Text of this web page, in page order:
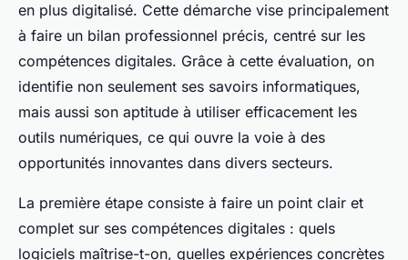
en plus digitalisé. Cette démarche vise principalement
à faire un bilan professionnel précis, centré sur les
compétences digitales. Grâce à cette évaluation, on
identifie non seulement ses savoirs informatiques,
mais aussi son aptitude à utiliser efficacement les
outils numériques, ce qui ouvre la voie à des
opportunités innovantes dans divers secteurs.
La première étape consiste à faire un point clair et
complet sur ses compétences digitales : quels
logiciels maîtrise-t-on, quelles expériences concrètes